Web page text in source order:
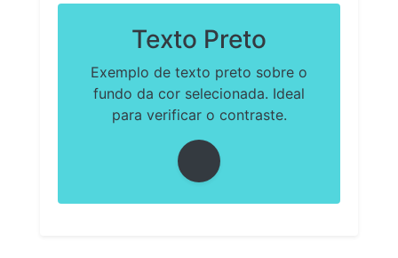
Texto Preto
Exemplo de texto preto sobre o
fundo da cor selecionada. Ideal
para verificar o contraste.